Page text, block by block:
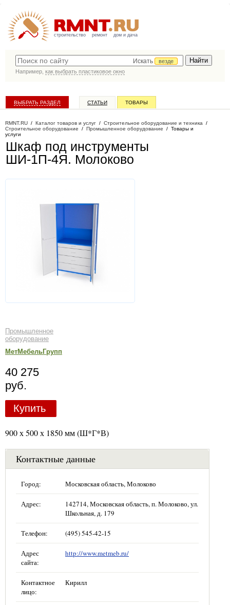
строительство ремонт дом и дача
Искать
везде
Например, как выбрать пластиковое окно
ВЫБРАТЬ РАЗДЕЛ СТАТЬИ ТОВАРЫ
RMNT.RU / Каталог товаров и услуг / Строительное оборудование и техника /
Строительное оборудование / Промышленное оборудование / Товары и
услуги
Шкаф под инструменты
ШИ-1П-4Я. Молоково
Промышленное
оборудование
МетМебельГрупп
40 275
руб.
Купить
900 х 500 х 1850 мм (Ш*Г*В)
Контактные данные
Город: Московская область, Молоково
Адрес:
142714, Московская область, п. Молоково, ул.
Школьная, д. 179
Телефон: (495) 545-42-15
Адрес
сайта:
http://www.metmeb.ru/
Контактное
лицо:
Кирилл